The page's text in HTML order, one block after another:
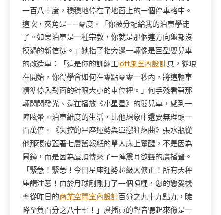
一百八十度，穩穩地停在了地面上的一個停車格中。
這次，夾角是——零度。「你被分配給我的泊車學徒
了。如果泊車是一種宗教，你就是那個連方向盤都沒
摸過的新信徒。」她指了指旁邊一輛像是巨型嬰兒車
的改造車：「這是你的訓練工loft風室內設計具，從現
在開始，你得學會如何在零點零零一秒內，將這輛車
精準停入對面的針眼大小的車位裡。」何手殘看著那
輛閃閃發光、還在播放《小星星》的嬰兒車，感到一
陣眩暈。泊車維度的生活，比他想象中還要無理頭一
百萬倍。《失控的星座運勢與單戀狂想曲》張水瓶從
他那張覆蓋著七層舊報紙的單人床上驚醒，不是因為
鬧鐘，而是因為屋頂傳來了一陣震耳欲聾的廣播聲。
「緊急！緊急！今日星座運勢超級大修正！所有天秤
座請注意！由於月球剛剛打了一個噴嚏，您的戀愛機
率從昨日的商業空間室內設計百分之九十九點九，陡
降至負百分之八十七！」廣播員的聲音聽起來像是一